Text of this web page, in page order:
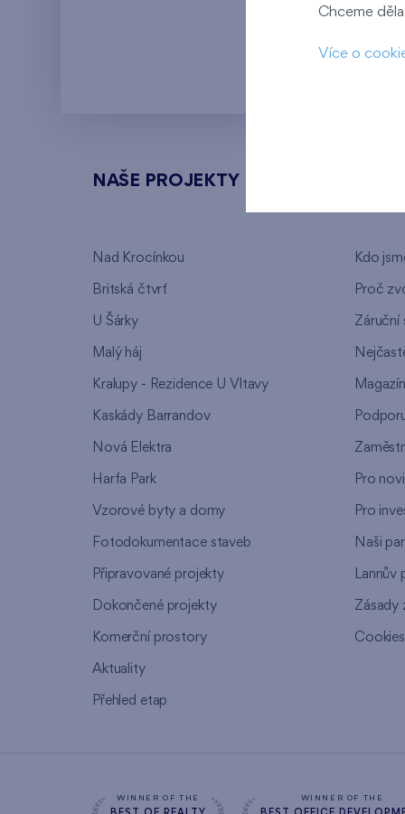
NAŠE PROJEKTY
Nad Krocínkou
Britská čtvrť
U Šárky
Malý háj
Kralupy - Rezidence U Vltavy
Kaskády Barrandov
Nová Elektra
Harfa Park
Vzorové byty a domy
Fotodokumentace staveb
Připravované projekty
Dokončené projekty
Komerční prostory
Aktuality
Přehled etap
Kdo
Proč
Záruční
Magazín
Pro
Pro
Naši
Lannův
Zásady
Cookies
WINNER OF THE WINNER OF THE
Chceme
Více o